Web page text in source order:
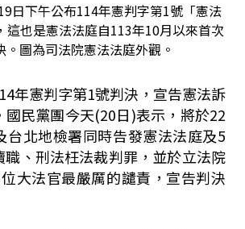
日下午公布114年憲判字第1號「憲法
這也是憲法法庭自113年10月以來首次
。圖為司法院憲法法庭外觀。
年憲判字第1號判決，宣告憲法訴
國民黨團今天(20日)表示，將於22
台北地檢署同時告發憲法法庭及5
、刑法枉法裁判罪，並於立法院
大法官最嚴厲的譴責，宣告判決